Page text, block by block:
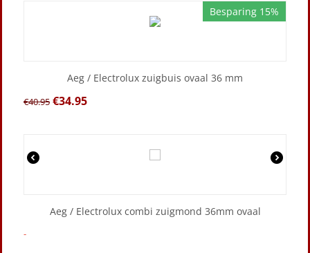
Besparing 15%
Aeg / Electrolux zuigbuis ovaal 36 mm
€40.95 €34.95
Aeg / Electrolux combi zuigmond 36mm ovaal
-